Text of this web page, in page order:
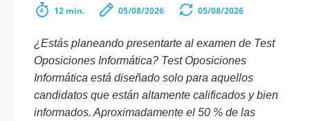
12 min. 05/08/2026 05/08/2026
¿Estás planeando presentarte al examen de Test
Oposiciones Informática? Test Oposiciones
Informática está diseñado solo para aquellos
candidatos que están altamente calificados y bien
informados. Aproximadamente el 50 % de las